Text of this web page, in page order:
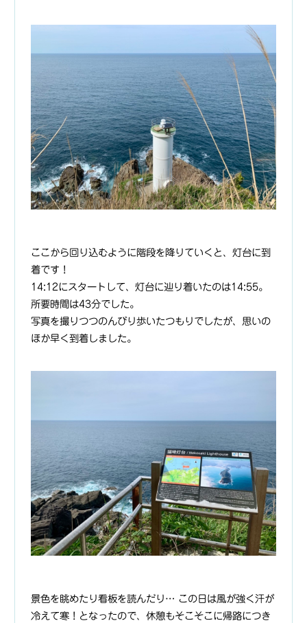
ここから回り込むように階段を降りていくと、灯台に到
着です！
14:12にスタートして、灯台に辿り着いたのは14:55。
所要時間は43分でした。
写真を撮りつつのんびり歩いたつもりでしたが、思いの
ほか早く到着しました。
景色を眺めたり看板を読んだり… この日は風が強く汗が
冷えて寒！となったので、休憩もそこそこに帰路につき